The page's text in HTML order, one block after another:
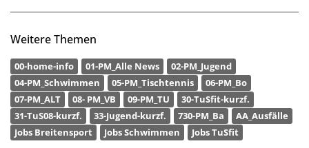
Weitere Themen
00-home-info 01-PM_Alle News
02-PM_Jugend
04-PM_Schwimmen
05-PM_Tischtennis
06-PM_Bo
07-PM_ALT
08- PM_VB 09-PM_TU
30-TuSfit-kurzf.
31-TuS08-kurzf.
33-Jugend-kurzf. 730-PM_Ba
AA_Ausfälle
Jobs Breitensport
Jobs Schwimmen Jobs TuSfit